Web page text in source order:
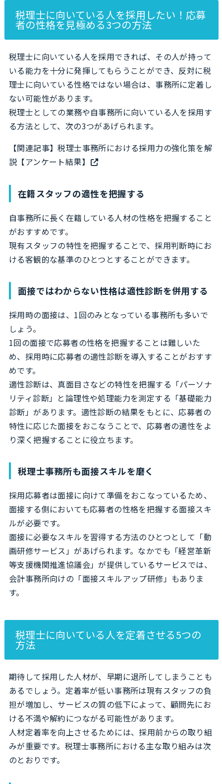
税理士に向いている人を採用したい！応募
者の性格を見極める3つの方法
税理士に向いている人を採用できれば、その人が持って
いる能力を十分に発揮してもらうことができ、反対に税
理士に向いている性格ではない場合は、事務所に定着し
ない可能性があります。
税理士としての業務や自事務所に向いている人を採用す
る方法として、次の3つがあげられます。
【関連記事】税理士事務所における採用力の強化策を解
説【アンケート結果】
在籍スタッフの適性を把握する
自事務所に長く在籍している人材の性格を把握すること
がおすすめです。
現有スタッフの特性を把握することで、採用判断時にお
ける客観的な基準のひとつとすることができます。
面接ではわからない性格は適性診断を併用する
採用時の面接は、1回のみとなっている事務所も多いで
しょう。
1回の面接で応募者の性格を把握することは難しいた
め、採用時に応募者の適性診断を導入することがおすす
めです。
適性診断は、真面目さなどの特性を把握する「パーソナ
リティ診断」と論理性や処理能力を測定する「基礎能力
診断」があります。適性診断の結果をもとに、応募者の
特性に応じた面接をおこなうことで、応募者の適性をよ
り深く把握することに役立ちます。
税理士事務所も面接スキルを磨く
採用応募者は面接に向けて準備をおこなっているため、
面接する側においても応募者の性格を把握する面接スキ
ルが必要です。
面接に必要なスキルを習得する方法のひとつとして「動
画研修サービス」があげられます。なかでも「経営革新
等支援機関推進協議会」が提供しているサービスでは、
会計事務所向けの「面接スキルアップ研修」もありま
す。
税理士に向いている人を定着させる5つの
方法
期待して採用した人材が、早期に退所してしまうことも
あるでしょう。定着率が低い事務所は現有スタッフの負
担が増加し、サービスの質の低下によって、顧問先にお
ける不満や解約につながる可能性があります。
人材定着率を向上させるためには、採用前からの取り組
みが重要です。税理士事務所における主な取り組みは次
のとおりです。